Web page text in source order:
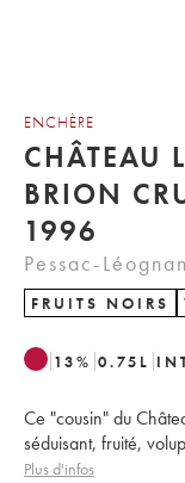
ENCHÈRE
CHÂTEAU
BRION
1996
Pessac-
FRUITS NOIRS
13% 0.75 L
Ce "cousin" du
séduisant, fruité,
Plus d'infos